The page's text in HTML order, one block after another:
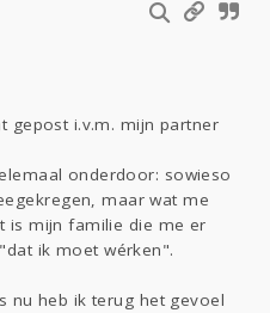
Viva zoekt
Aangeboden
Doen
Zien
gepost i.v.m. mijn partner
onderdoor: sowieso
maar wat me
is mijn familie die me er
ik moet wérken".
nu heb ik terug het gevoel